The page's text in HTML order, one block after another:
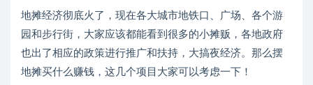
地摊经济彻底火了，现在各大城市地铁口、广场、各个游
园和步行街，大家应该都能看到很多的小摊贩，各地政府
也出了相应的政策进行推广和扶持，大搞夜经济。那么摆
地摊买什么赚钱，这几个项目大家可以考虑一下！